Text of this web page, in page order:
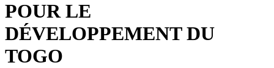
POUR LE
DÉVELOPPEMENT DU
TOGO